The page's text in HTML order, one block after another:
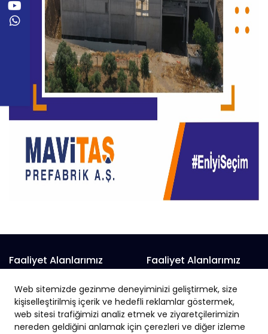
Web sitemizde gezinme deneyiminizi geliştirmek, size
kişiselleştirilmiş içerik ve hedefli reklamlar göstermek,
web sitesi trafiğimizi analiz etmek ve ziyaretçilerimizin
nereden geldiğini anlamak için çerezleri ve diğer izleme
Faaliyet Alanlarımız
Prefabrik Alışveriş Merkezi
Prefabrik Belediye Binaları
Prefabrik Depo
Prefabrik Okul
Faaliyet Alanlarımız
Prefabrik Fabrika
Prefabrik Hayvan Çiftliği
Prefabrik İnşaat
Prefabrik İş Yeri